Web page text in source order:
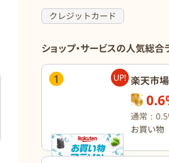
クレジットカード
ショップ・サービスの人気総合
1 UP! 楽天市場
通常：
お買い物